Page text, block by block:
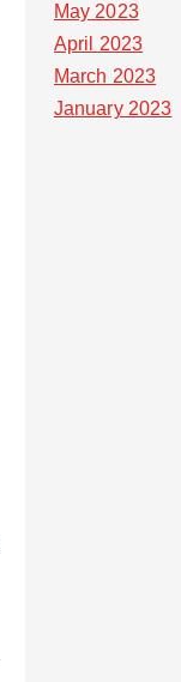
May 2023
April 2023
March 2023
January 2023